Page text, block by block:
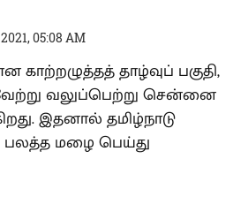
05:08 AM
தாழ்வுப் பகுதி,
வலுப்பெற்று சென்னை
இதனால் தமிழ்நாடு
பலத்த மழை பெய்து